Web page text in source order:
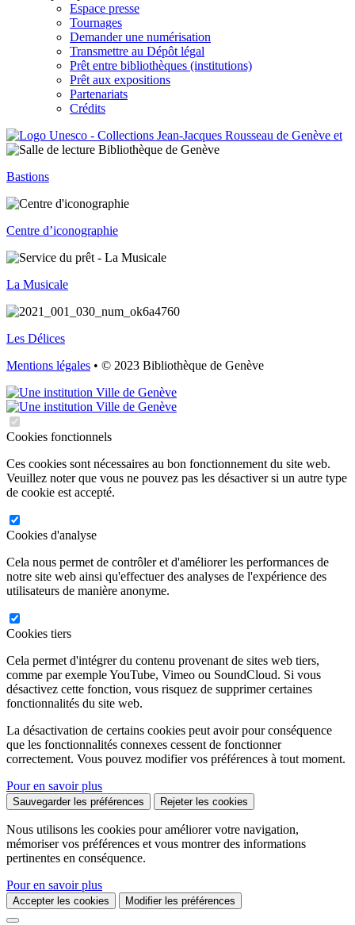
Espace presse
Tournages
Demander une numérisation
Transmettre au Dépôt légal
Prêt entre bibliothèques (institutions)
Prêt aux expositions
Partenariats
Crédits
Bastions
Centre d’iconographie
La Musicale
Les Délices
Mentions légales • © 2023 Bibliothèque de Genève
Cookies fonctionnels
Ces cookies sont nécessaires au bon fonctionnement du site web.
Veuillez noter que vous ne pouvez pas les désactiver si un autre type
de cookie est accepté.
Cookies d'analyse
Cela nous permet de contrôler et d'améliorer les performances de
notre site web ainsi qu'effectuer des analyses de l'expérience des
utilisateurs de manière anonyme.
Cookies tiers
Cela permet d'intégrer du contenu provenant de sites web tiers,
comme par exemple YouTube, Vimeo ou SoundCloud. Si vous
désactivez cette fonction, vous risquez de supprimer certaines
fonctionnalités du site web.
La désactivation de certains cookies peut avoir pour conséquence
que les fonctionnalités connexes cessent de fonctionner
correctement. Vous pouvez modifier vos préférences à tout moment.
Pour en savoir plus
Sauvegarder les préférences Rejeter les cookies
Nous utilisons les cookies pour améliorer votre navigation,
mémoriser vos préférences et vous montrer des informations
pertinentes en conséquence.
Pour en savoir plus
Accepter les cookies Modifier les préférences